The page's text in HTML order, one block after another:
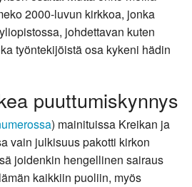
2000-luvun kirkkoa, jonka
johdettavan kuten
työntekijöistä osa kykeni hädin
puuttumiskynnys
) mainituissa Kreikan ja
vain julkisuus pakotti kirkon
joidenkin hengellinen sairaus
kaikkiin puoliin, myös